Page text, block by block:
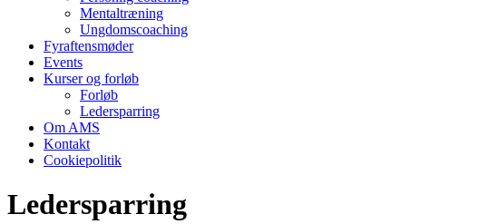
Mentaltræning
Ungdomscoaching
Fyraftensmøder
Events
Kurser og forløb
Forløb
Ledersparring
Om AMS
Kontakt
Cookiepolitik
Ledersparring